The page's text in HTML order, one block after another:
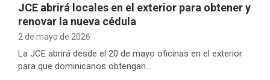
JCE abrirá locales en el exterior para obtener y
renovar la nueva cédula
2 de mayo de 2026
La JCE abrirá desde el 20 de mayo oficinas en el exterior
para que dominicanos obtengan…